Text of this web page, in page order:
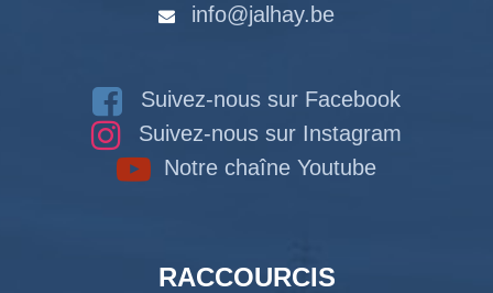
info@jalhay.be
Suivez-nous sur Facebook
Suivez-nous sur Instagram
Notre chaîne Youtube
RACCOURCIS